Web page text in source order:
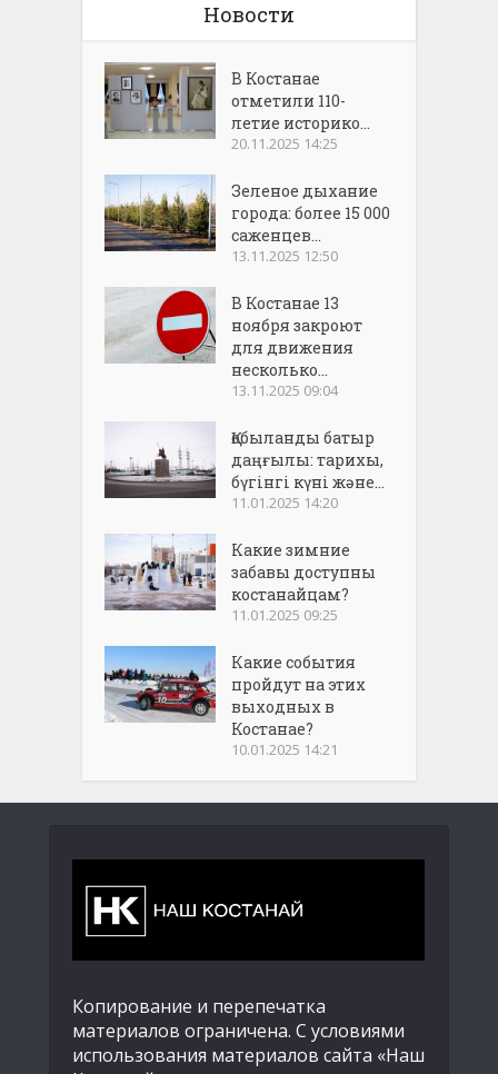
Новости
В Костанае
отметили 110-
летие историко...
20.11.2025 14:25
Зеленое дыхание
города: более 15 000
саженцев...
13.11.2025 12:50
В Костанае 13
ноября закроют
для движения
несколько...
13.11.2025 09:04
Қобыланды батыр
даңғылы: тарихы,
бүгінгі күні және...
11.01.2025 14:20
Какие зимние
забавы доступны
костанайцам?
11.01.2025 09:25
Какие события
пройдут на этих
выходных в
Костанае?
10.01.2025 14:21
Копирование и перепечатка
материалов ограничена. С условиями
использования материалов сайта «Наш